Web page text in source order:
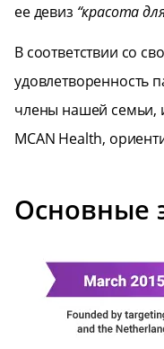
ее девиз “красота
В соответствии со
удовлетворенность
члены нашей семьи,
MCAN Health,
Основные